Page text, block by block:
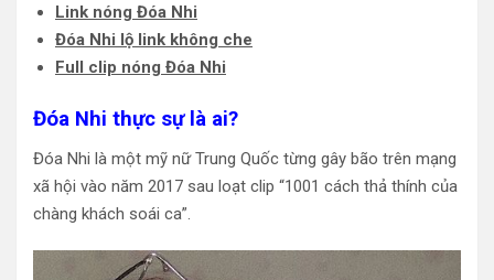
Link nóng Đóa Nhi
Đóa Nhi lộ link không che
Full clip nóng Đóa Nhi
Đóa Nhi thực sự là ai?
Đóa Nhi là một mỹ nữ Trung Quốc từng gây bão trên mạng
xã hội vào năm 2017 sau loạt clip “1001 cách thả thính của
chàng khách soái ca”.